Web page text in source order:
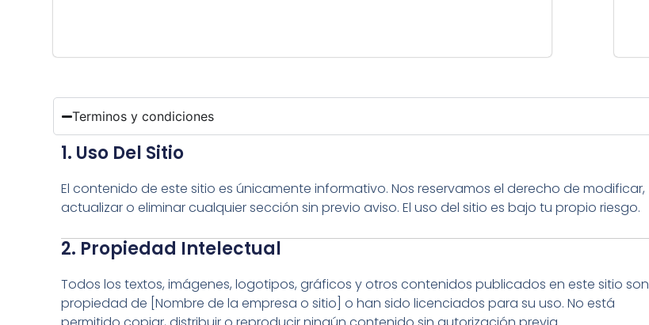
Terminos y condiciones
1. Uso Del Sitio
El contenido de este sitio es únicamente informativo. Nos reservamos el derecho de modificar,
actualizar o eliminar cualquier sección sin previo aviso. El uso del sitio es bajo tu propio riesgo.
2. Propiedad Intelectual
Todos los textos, imágenes, logotipos, gráficos y otros contenidos publicados en este sitio son
propiedad de [Nombre de la empresa o sitio] o han sido licenciados para su uso. No está